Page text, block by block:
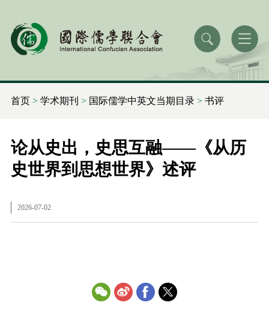
首页> 学术期刊 > 国际儒学中英文当期目录> 书评
论从史出，史思互融——《从历
史世界到思想世界》述评
2026-07-02